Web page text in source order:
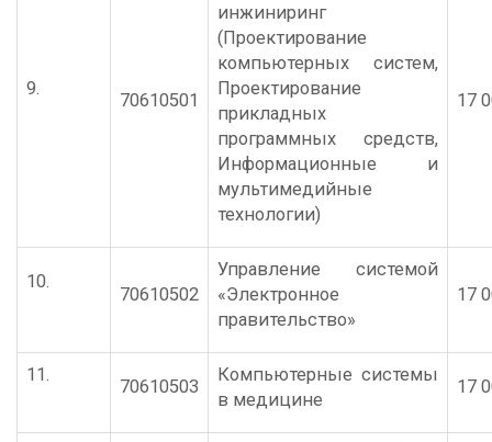
9.
70610501
инжиниринг
(Проектирование
компьютерных систем,
Проектирование
прикладных
программных средств,
Информационные и
мультимедийные
технологии)
17
10.
70610502
Управление системой
«Электронное
правительство»
17
11.
70610503
Компьютерные системы
в медицине
17